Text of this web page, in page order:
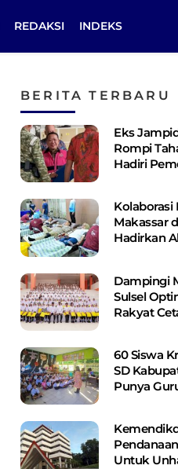
REDAKSI INDEKS
BERITA TERBARU
Eks
Rompi
Hadiri
Kolaborasi
Makassar
Hadirkan
Dampingi
Sulsel
Rakyat
60 Siswa
SD
Punya
Untuk